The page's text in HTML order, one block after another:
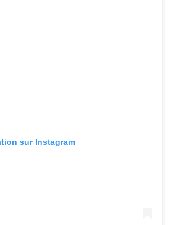
sur Instagram